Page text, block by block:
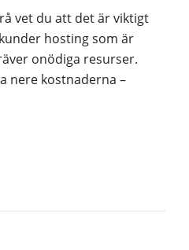
vet du att det är viktigt
hosting som är
onödiga resurser.
nere kostnaderna –